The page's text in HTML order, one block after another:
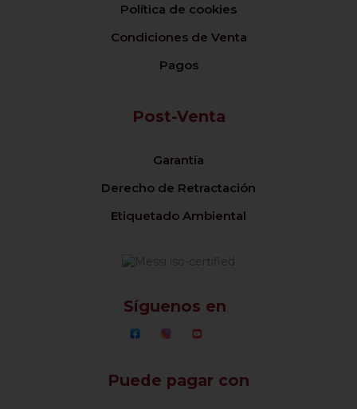
Política de cookies
Condiciones de Venta
Pagos
Post-Venta
Garantía
Derecho de Retractación
Etiquetado Ambiental
Síguenos en
Puede pagar con